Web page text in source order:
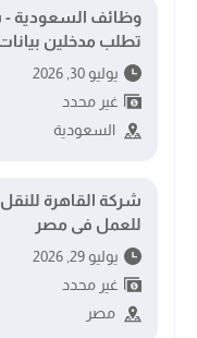
وظائف السعودية -
تطلب مدخلين
يوليو 30, 2026
غير محدد
السعودية
شركة القاهرة
للعمل فى مصر
يوليو 29, 2026
غير محدد
مصر